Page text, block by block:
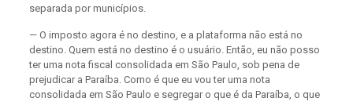
separada por municípios.
— O imposto agora é no destino, e a plataforma não está no
destino. Quem está no destino é o usuário. Então, eu não posso
ter uma nota fiscal consolidada em São Paulo, sob pena de
prejudicar a Paraíba. Como é que eu vou ter uma nota
consolidada em São Paulo e segregar o que é da Paraíba, o que